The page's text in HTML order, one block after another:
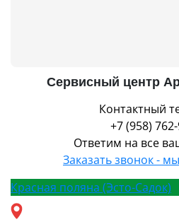
Сервисный центр
Контактный
+7 (958)
Ответим на все
Заказать звонок -
Красная поляна (Эсто-Садок)